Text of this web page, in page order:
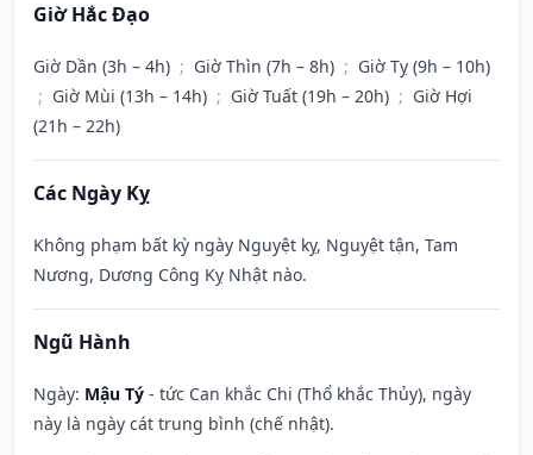
Giờ Hắc Đạo
Giờ Dần (3h – 4h) ; Giờ Thìn (7h – 8h) ; Giờ Tỵ (9h – 10h)
; Giờ Mùi (13h – 14h) ; Giờ Tuất (19h – 20h) ; Giờ Hợi
(21h – 22h)
Các Ngày Kỵ
Không phạm bất kỳ ngày Nguyệt kỵ, Nguyệt tận, Tam
Nương, Dương Công Kỵ Nhật nào.
Ngũ Hành
Ngày: Mậu Tý - tức Can khắc Chi (Thổ khắc Thủy), ngày
này là ngày cát trung bình (chế nhật).